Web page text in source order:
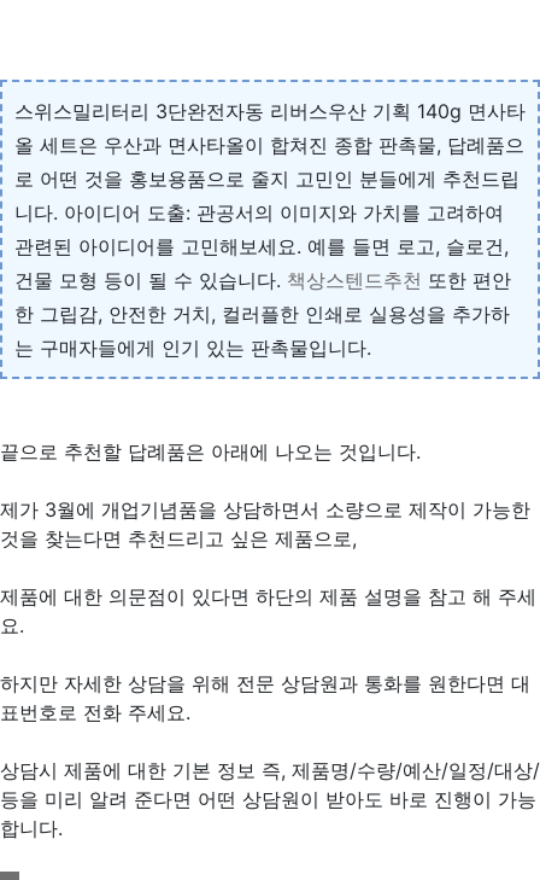
스위스밀리터리 3단완전자동 리버스우산 기획 140g 면사타
올 세트은 우산과 면사타올이 합쳐진 종합 판촉물, 답례품으
로 어떤 것을 홍보용품으로 줄지 고민인 분들에게 추천드립
니다. 아이디어 도출: 관공서의 이미지와 가치를 고려하여
관련된 아이디어를 고민해보세요. 예를 들면 로고, 슬로건,
건물 모형 등이 될 수 있습니다. 책상스텐드추천 또한 편안
한 그립감, 안전한 거치, 컬러플한 인쇄로 실용성을 추가하
는 구매자들에게 인기 있는 판촉물입니다.
끝으로 추천할 답례품은 아래에 나오는 것입니다.
제가 3월에 개업기념품을 상담하면서 소량으로 제작이 가능한
것을 찾는다면 추천드리고 싶은 제품으로,
제품에 대한 의문점이 있다면 하단의 제품 설명을 참고 해 주세
요.
하지만 자세한 상담을 위해 전문 상담원과 통화를 원한다면 대
표번호로 전화 주세요.
상담시 제품에 대한 기본 정보 즉, 제품명/수량/예산/일정/대상/
등을 미리 알려 준다면 어떤 상담원이 받아도 바로 진행이 가능
합니다.